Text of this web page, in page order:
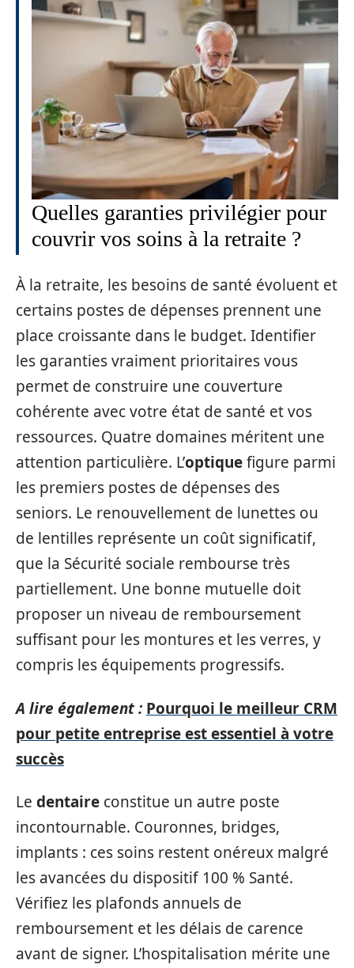
Quelles garanties privilégier pour
couvrir vos soins à la retraite ?
À la retraite, les besoins de santé évoluent et
certains postes de dépenses prennent une
place croissante dans le budget. Identifier
les garanties vraiment prioritaires vous
permet de construire une couverture
cohérente avec votre état de santé et vos
ressources. Quatre domaines méritent une
attention particulière. L’optiquefigure parmi
les premiers postes de dépenses des
seniors. Le renouvellement de lunettes ou
de lentilles représente un coût significatif,
que la Sécurité sociale rembourse très
partiellement. Une bonne mutuelle doit
proposer un niveau de remboursement
suffisant pour les montures et les verres, y
compris les équipements progressifs.
A lire également : Pourquoi le meilleur CRM
pour petite entreprise est essentiel à votre
succès
Le dentaire constitue un autre poste
incontournable. Couronnes, bridges,
implants : ces soins restent onéreux malgré
les avancées du dispositif 100 % Santé.
Vérifiez les plafonds annuels de
remboursement et les délais de carence
avant de signer. L’hospitalisation mérite une